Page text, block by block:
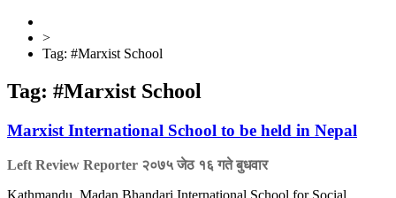
>
Tag: #Marxist School
Tag: #Marxist School
Marxist International School to be held in Nepal
Left Review Reporter २०७५ जेठ १६ गते बुधवार
Kathmandu, Madan Bhandari International School for Social